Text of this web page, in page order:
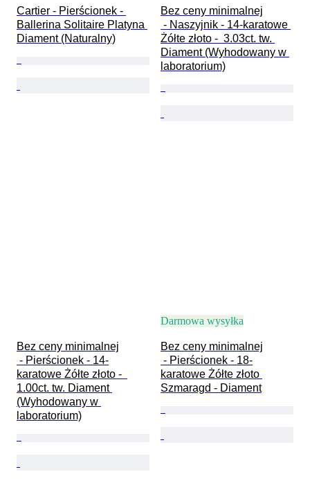
Cartier - Pierścionek -
Ballerina Solitaire Platyna
Diament (Naturalny)
Bez ceny minimalnej
Żółte złoto -  3.03ct. tw.
Diament (Wyhodowany w
laboratorium)
Bez ceny minimalnej
karatowe Żółte złoto -
1.00ct. tw. Diament
(Wyhodowany w
laboratorium)
Darmowa wysyłka
Bez ceny minimalnej
karatowe Żółte złoto
Szmaragd - Diament